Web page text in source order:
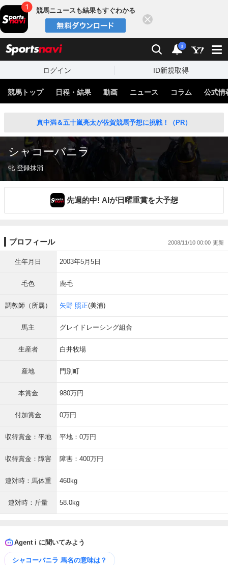
競馬ニュースも結果もすぐわかる
検索 通知
i
ログイン ID新規取得
競馬トップ 日程・結果 動画 ニュース コラム 公式情
真中満＆五十嵐亮太が佐賀競馬予想に挑戦！（PR）
シャコーバニラ
牝 登録抹消
先週的中! AIが日曜重賞を大予想
プロフィール 2008/11/10 00:00
生年月日 2003年5月5日
毛色 鹿毛
調教師（所属） 矢野 照正(美浦)
馬主 グレイドレーシング組合
生産者 白井牧場
産地 門別町
本賞金 980万円
付加賞金 0万円
収得賞金：平地 平地：0万円
収得賞金：障害 障害：400万円
連対時：馬体重 460kg
連対時：斤量 58.0kg
Agent i に聞いてみよう
シャコーバニラ 馬名の意味は？